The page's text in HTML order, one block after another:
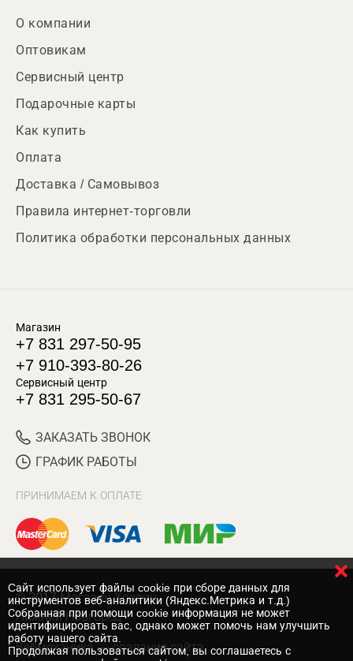
О компании
Оптовикам
Сервисный центр
Подарочные карты
Как купить
Оплата
Доставка / Самовывоз
Правила интернет-торговли
Политика обработки персональных данных
Магазин
+7 831 297-50-95
+7 910-393-80-26
Сервисный центр
+7 831 295-50-67
ЗАКАЗАТЬ ЗВОНОК
ГРАФИК РАБОТЫ
ПРИНИМАЕМ К ОПЛАТЕ
© 2017 Магазин Хозяин
Нижний Новгород
Вебмеханика — создание сайта
Cайт использует файлы cookie при сборе данных для
инструментов веб-аналитики (Яндекс.Метрика и т.д.)
Собранная при помощи cookie информация не может
идентифицировать вас, однако может помочь нам улучшить
работу нашего сайта.
Продолжая пользоваться сайтом, вы соглашаетесь с